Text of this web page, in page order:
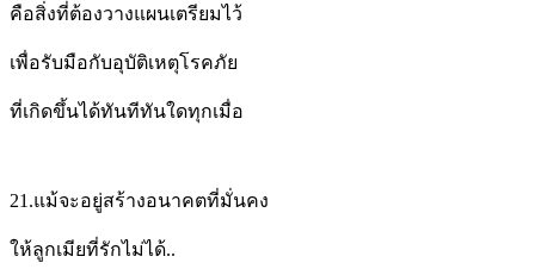
คือสิ่งที่ต้องวางแผนเตรียมไว้
เพื่อรับมือกับอุบัติเหตุโรคภัย
ที่เกิดขึ้นได้ทันทีทันใดทุกเมื่อ
21.แม้จะอยู่สร้างอนาคตที่มั่นคง
ให้ลูกเมียที่รักไม่ได้..